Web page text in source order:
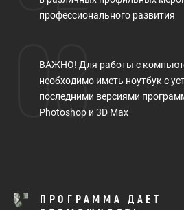
профессионального развития
ВАЖНО! Для работы с
необходимо иметь ноутбук с
последними версиями
Photoshop и 3D Max
03
ПРОГРАММА ДАЕТ